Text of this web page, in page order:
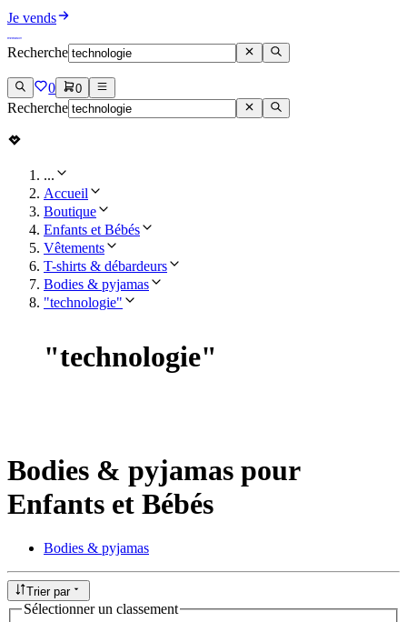
Je vends
Recherche
0 0
Recherche
...
Accueil
Boutique
Enfants et Bébés
Vêtements
T-shirts & débardeurs
Bodies & pyjamas
"technologie"
"technologie"
Bodies & pyjamas pour
Enfants et Bébés
Bodies & pyjamas
Trier par
Sélectionner un classement